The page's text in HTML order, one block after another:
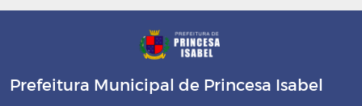
Prefeitura Municipal de Princesa Isabel